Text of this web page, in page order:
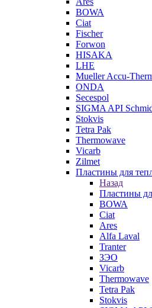
BOWA
Ciat
Fischer
Forwon
HISAKA
LHE
Mueller Accu-
ONDA
Secespol
SIGMA API
Stokvis
Tetra Pak
Thermowave
Vicarb
Zilmet
Пластины для
Назад
Пластины
BOWA
Ciat
Ares
Alfa Laval
Tranter
ЗЭО
Vicarb
Thermowave
Tetra Pak
Stokvis